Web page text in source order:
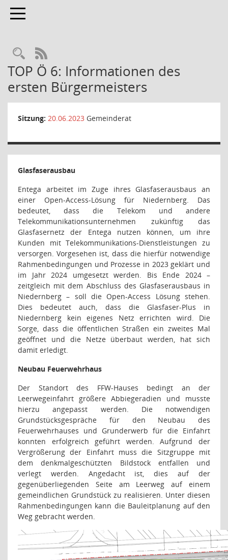
Toggle navigation
Rechercheauswahl
RSS-Feed
TOP Ö 6: Informationen des
ersten Bürgermeisters
Sitzung: 20.06.2023 Gemeinderat
Glasfaserausbau
Entega arbeitet im Zuge ihres Glasfaserausbaus an
einer Open-Access-Lösung für Niedernberg. Das
bedeutet, dass die Telekom und andere
Telekommunikationsunternehmen zukünftig das
Glasfasernetz der Entega nutzen können, um ihre
Kunden mit Telekommunikations-Dienstleistungen zu
versorgen. Vorgesehen ist, dass die hierfür notwendige
Rahmenbedingungen und Prozesse in 2023 geklärt und
im Jahr 2024 umgesetzt werden. Bis Ende 2024 –
zeitgleich mit dem Abschluss des Glasfaserausbaus in
Niedernberg – soll die Open-Access Lösung stehen.
Dies bedeutet auch, dass die Glasfaser-Plus in
Niedernberg kein eigenes Netz errichten wird. Die
Sorge, dass die öffentlichen Straßen ein zweites Mal
geöffnet und die Netze überbaut werden, hat sich
damit erledigt.
Neubau Feuerwehrhaus
Der Standort des FFW-Hauses bedingt an der
Leerwegeinfahrt größere Abbiegeradien und musste
hierzu angepasst werden. Die notwendigen
Grundstücksgespräche für den Neubau des
Feuerwehrhauses und Grunderwerb für die Einfahrt
konnten erfolgreich geführt werden. Aufgrund der
Vergrößerung der Einfahrt muss die Sitzgruppe mit
dem denkmalgeschützten Bildstock entfallen und
verlegt werden. Angedacht ist, dies auf der
gegenüberliegenden Seite am Leerweg auf einem
gemeindlichen Grundstück zu realisieren. Unter diesen
Rahmenbedingungen kann die Bauleitplanung auf den
Weg gebracht werden.